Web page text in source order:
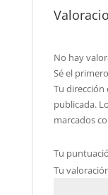
No hay
Sé el
Tu dirección
publicada.
marcados
Tu
Tu